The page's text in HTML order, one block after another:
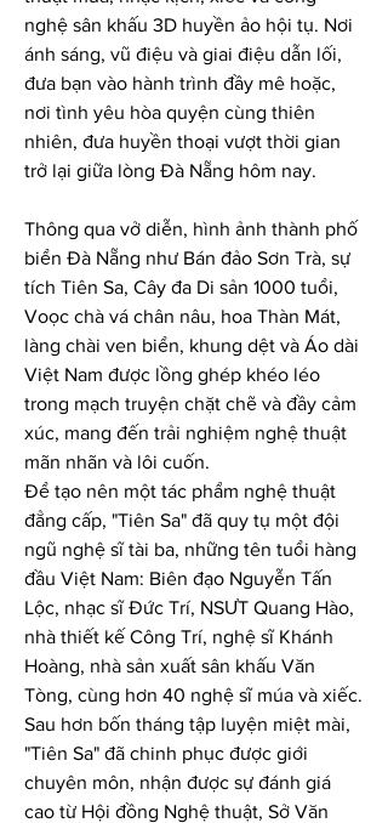
nghệ sân khấu 3D huyền ảo hội tụ. Nơi
ánh sáng, vũ điệu và giai điệu dẫn lối,
đưa bạn vào hành trình đầy mê hoặc,
nơi tình yêu hòa quyện cùng thiên
nhiên, đưa huyền thoại vượt thời gian
trở lại giữa lòng Đà Nẵng hôm nay.
Thông qua vở diễn, hình ảnh thành phố
biển Đà Nẵng như Bán đảo Sơn Trà, sự
tích Tiên Sa, Cây đa Di sản 1000 tuổi,
Voọc chà vá chân nâu, hoa Thàn Mát,
làng chài ven biển, khung dệt và Áo dài
Việt Nam được lồng ghép khéo léo
trong mạch truyện chặt chẽ và đầy cảm
xúc, mang đến trải nghiệm nghệ thuật
mãn nhãn và lôi cuốn.
Để tạo nên một tác phẩm nghệ thuật
đẳng cấp, "Tiên Sa" đã quy tụ một đội
ngũ nghệ sĩ tài ba, những tên tuổi hàng
đầu Việt Nam: Biên đạo Nguyễn Tấn
Lộc, nhạc sĩ Đức Trí, NSƯT Quang Hào,
nhà thiết kế Công Trí, nghệ sĩ Khánh
Hoàng, nhà sản xuất sân khấu Văn
Tòng, cùng hơn 40 nghệ sĩ múa và xiếc.
Sau hơn bốn tháng tập luyện miệt mài,
"Tiên Sa" đã chinh phục được giới
chuyên môn, nhận được sự đánh giá
cao từ Hội đồng Nghệ thuật, Sở Văn